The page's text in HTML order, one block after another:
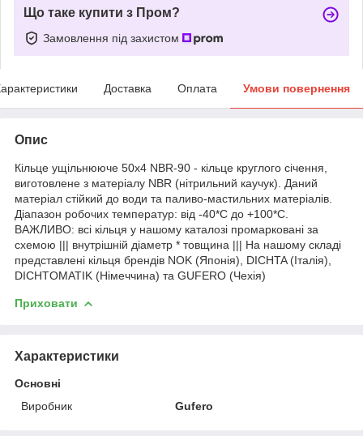
Що таке купити з Пром?
Замовлення під захистом
Доставка Оплата Умови повернення
Опис
Кільце ущільнююче 50х4 NBR-90 - кільце круглого січення,
виготовлене з матеріалу NBR (нітрильний каучук). Даний
матеріал стійкий до води та паливо-мастильних матеріалів.
Діапазон робочих температур: від -40*С до +100*С.
ВАЖЛИВО: всі кільця у нашому каталозі промарковані за
схемою ||| внутрішній діаметр * товщина ||| На нашому складі
представлені кільця брендів NOK (Японія), DICHTA (Італія),
DICHTOMATIK (Німеччина) та GUFERO (Чехія)
Приховати
Характеристики
Основні
Виробник
Gufero